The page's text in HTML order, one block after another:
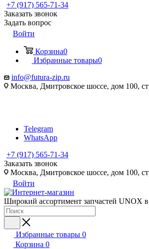
+7 (917) 565-71-34
Заказать звонок
Задать вопрос
Войти
Корзина0
Избранные товары0
info@futura-zip.ru
Москва, Дмитровское шоссе, дом 100,
Telegram
WhatsApp
+7 (917) 565-71-34
Заказать звонок
Москва, Дмитровское шоссе, дом 100,
Войти
Широкий ассортимент запчастей UNOX
Избранные товары 0
Корзина 0